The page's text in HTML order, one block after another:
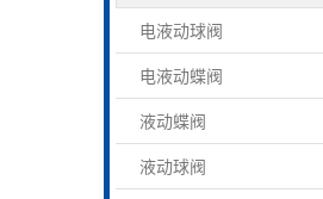
电液动球阀
电液动蝶阀
液动蝶阀
液动球阀